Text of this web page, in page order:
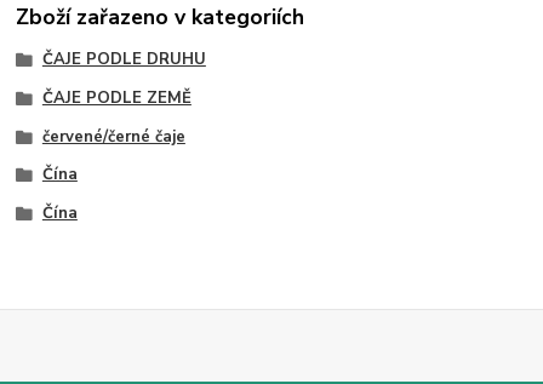
Zboží zařazeno v kategoriích
ČAJE PODLE DRUHU
ČAJE PODLE ZEMĚ
červené/černé čaje
Čína
Čína